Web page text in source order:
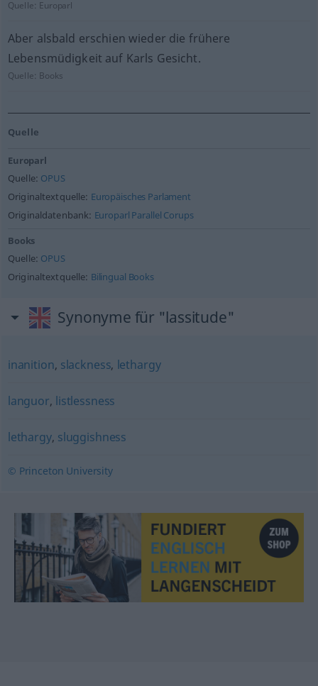
Quelle: Europarl
Aber alsbald erschien wieder die frühere
Lebensmüdigkeit auf Karls Gesicht.
Quelle: Books
Quelle
Europarl
Quelle: OPUS
Originaltextquelle: Europäisches Parlament
Originaldatenbank: Europarl Parallel Corups
Books
Quelle: OPUS
Originaltextquelle: Bilingual Books
Synonyme für "lassitude"
inanition, slackness, lethargy
languor, listlessness
lethargy, sluggishness
© Princeton University